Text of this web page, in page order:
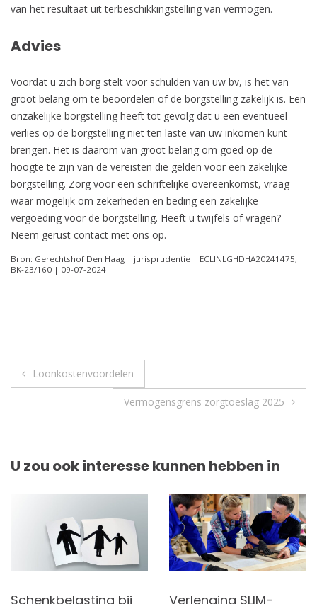
van het resultaat uit terbeschikkingstelling van vermogen.
Advies
Voordat u zich borg stelt voor schulden van uw bv, is het van
groot belang om te beoordelen of de borgstelling zakelijk is. Een
onzakelijke borgstelling heeft tot gevolg dat u een eventueel
verlies op de borgstelling niet ten laste van uw inkomen kunt
brengen. Het is daarom van groot belang om goed op de
hoogte te zijn van de vereisten die gelden voor een zakelijke
borgstelling. Zorg voor een schriftelijke overeenkomst, vraag
waar mogelijk om zekerheden en beding een zakelijke
vergoeding voor de borgstelling. Heeft u twijfels of vragen?
Neem gerust contact met ons op.
Bron: Gerechtshof Den Haag | jurisprudentie | ECLINLGHDHA20241475,
BK-23/160 | 09-07-2024
Berichtnavigatie
Loonkostenvoordelen
Vermogensgrens zorgtoeslag 2025
U zou ook interesse kunnen hebben in
Schenkbelasting bij
Verlenging SLIM-